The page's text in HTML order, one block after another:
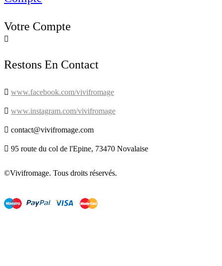
Votre Compte

Restons En Contact
 www.facebook.com/vivifromage
 www.instagram.com/vivifromage
 contact@vivifromage.com
 95 route du col de l'Epine, 73470 Novalaise
©Vivifromage. Tous droits réservés.